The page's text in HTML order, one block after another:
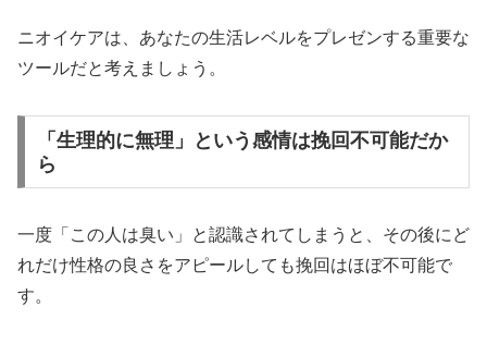
ニオイケアは、あなたの生活レベルをプレゼンする重要な
ツールだと考えましょう。
「生理的に無理」という感情は挽回不可能だか
ら
一度「この人は臭い」と認識されてしまうと、その後にど
れだけ性格の良さをアピールしても挽回はほぼ不可能で
す。